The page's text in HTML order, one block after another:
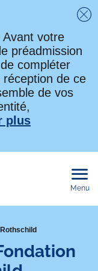
votre
préadmission
compléter
de ce
de vos
plus
Menu